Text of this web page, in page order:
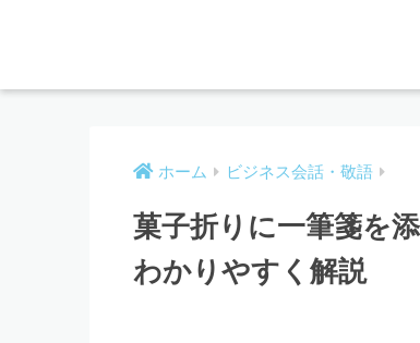
ホーム ビジネス会話・敬語
菓子折りに一筆箋を
わかりやすく解説